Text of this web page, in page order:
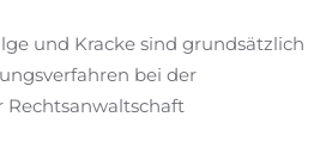
und Kracke sind grundsätzlich
bei der
Rechtsanwaltschaft